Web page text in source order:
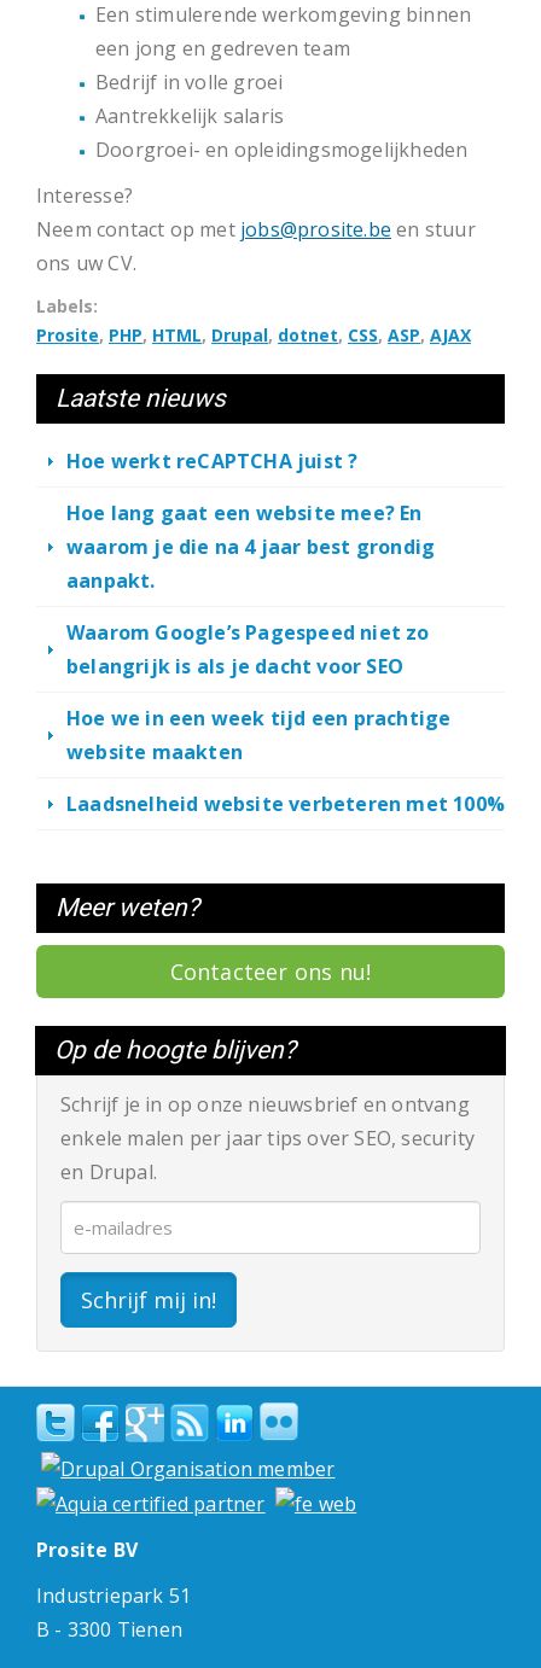
Een stimulerende werkomgeving binnen
een jong en gedreven team
Bedrijf in volle groei
Aantrekkelijk salaris
Doorgroei- en opleidingsmogelijkheden
Interesse?
Neem contact op met jobs@prosite.be en stuur
ons uw CV.
Labels
Prosite PHP HTML Drupal dotnet CSS ASP AJAX
Laatste nieuws
Hoe werkt reCAPTCHA juist ?
Hoe lang gaat een website mee? En
waarom je die na 4 jaar best grondig
aanpakt.
Waarom Google’s Pagespeed niet zo
belangrijk is als je dacht voor SEO
Hoe we in een week tijd een prachtige
website maakten
Laadsnelheid website verbeteren met 100%
Meer weten?
Contacteer ons nu!
Op de hoogte blijven?
Schrijf je in op onze nieuwsbrief en ontvang
enkele malen per jaar tips over SEO, security
en Drupal.
Schrijf mij in!
Prosite BV
Industriepark 51
B - 3300 Tienen